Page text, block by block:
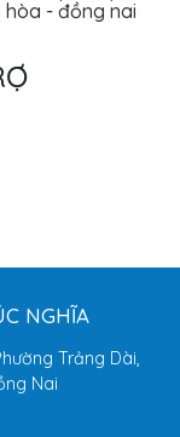
NGHĨA
Trảng Dài,
Nai